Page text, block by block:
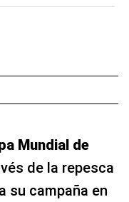
Mundial de
de la repesca
su campaña en